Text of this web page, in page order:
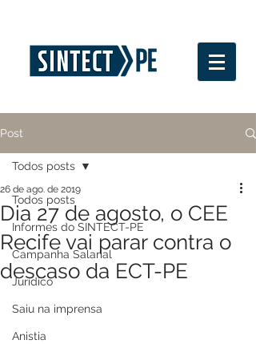
Post
Todos posts
Informes do SINTECT-PE
Campanha Salarial
Jurídico
Saiu na imprensa
Anistia
Todos posts
Dia 27 de agosto, o CEE
Recife vai parar contra o
descaso da ECT-PE
26 de ago. de 2019